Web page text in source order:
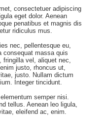
consectetuer adipiscing
eget dolor. Aenean
penatibus et magnis dis
ridiculus mus.
nec, pellentesque eu,
consequat massa quis
fringilla vel, aliquet nec,
justo, rhoncus ut,
justo. Nullam dictum
Integer tincidunt.
semper nisi.
tellus. Aenean leo ligula,
eleifend ac, enim.